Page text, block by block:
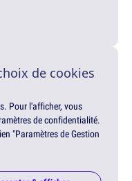
de cookies
Pour l'afficher, vous
de confidentialité.
"Paramètres de Gestion